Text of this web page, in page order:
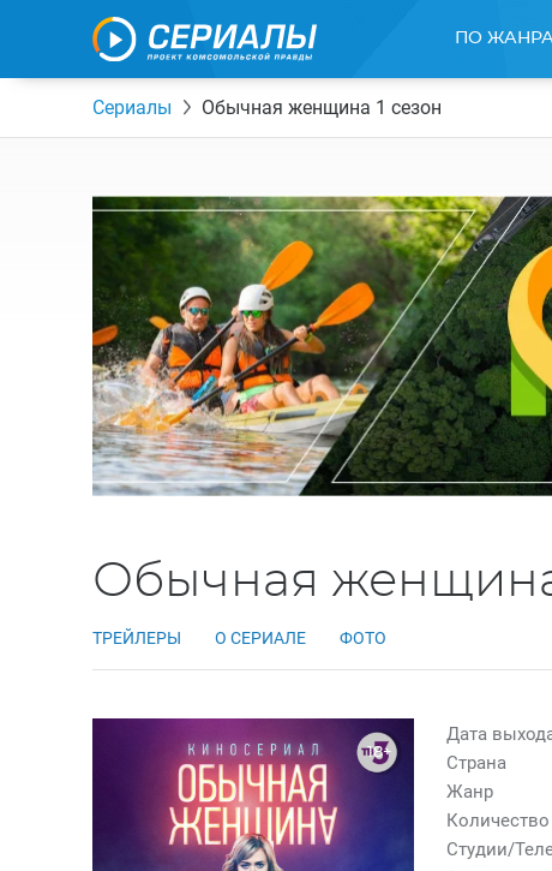
ПО
Сериалы Обычная женщина 1 сезон
Обычная женщина
ТРЕЙЛЕРЫ О СЕРИАЛЕ ФОТО
18+
Дата
Страна
Жанр
Студии/